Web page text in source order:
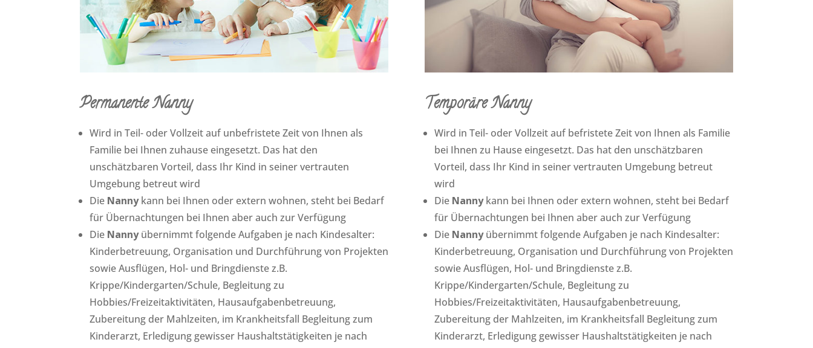
Permanente Nanny
Wird in Teil- oder Vollzeit auf unbefristete Zeit von Ihnen als
Familie bei Ihnen zuhause eingesetzt. Das hat den
unschätzbaren Vorteil, dass Ihr Kind in seiner vertrauten
Umgebung betreut wird
Die Nannykann bei Ihnen oder extern wohnen, steht bei Bedarf
für Übernachtungen bei Ihnen aber auch zur Verfügung
Die Nannyübernimmt folgende Aufgaben je nach Kindesalter:
Kinderbetreuung, Organisation und Durchführung von Projekten
sowie Ausflügen, Hol- und Bringdienste z.B.
Krippe/Kindergarten/Schule, Begleitung zu
Hobbies/Freizeitaktivitäten, Hausaufgabenbetreuung,
Zubereitung der Mahlzeiten, im Krankheitsfall Begleitung zum
Kinderarzt, Erledigung gewisser Haushaltstätigkeiten je nach
Temporäre Nanny
Wird in Teil- oder Vollzeit auf befristete Zeit von Ihnen als Familie
bei Ihnen zu Hause eingesetzt. Das hat den unschätzbaren
Vorteil, dass Ihr Kind in seiner vertrauten Umgebung betreut
wird
Die Nannykann bei Ihnen oder extern wohnen, steht bei Bedarf
für Übernachtungen bei Ihnen aber auch zur Verfügung
Die Nannyübernimmt folgende Aufgaben je nach Kindesalter:
Kinderbetreuung, Organisation und Durchführung von Projekten
sowie Ausflügen, Hol- und Bringdienste z.B.
Krippe/Kindergarten/Schule, Begleitung zu
Hobbies/Freizeitaktivitäten, Hausaufgabenbetreuung,
Zubereitung der Mahlzeiten, im Krankheitsfall Begleitung zum
Kinderarzt, Erledigung gewisser Haushaltstätigkeiten je nach